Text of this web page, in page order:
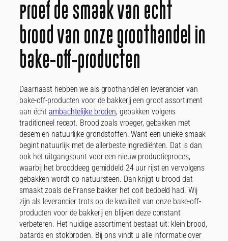
Proef de smaak van echt
brood van onze groothandel in
bake-off-producten
Daarnaast hebben we als groothandel en leverancier van
bake-off-producten voor de bakkerij een groot assortiment
aan échtambachtelijke broden, gebakken volgens
traditioneel recept. Brood zoals vroeger, gebakken met
desem en natuurlijke grondstoffen. Want een unieke smaak
begint natuurlijk met de allerbeste ingrediënten. Dat is dan
ook het uitgangspunt voor een nieuw productieproces,
waarbij het brooddeeg gemiddeld 24 uur rijst en vervolgens
gebakken wordt op natuursteen. Dan krijgt u brood dat
smaakt zoals de Franse bakker het ooit bedoeld had. Wij
zijn als leverancier trots op de kwaliteit van onze bake-off-
producten voor de bakkerij en blijven deze constant
verbeteren. Het huidige assortiment bestaat uit: klein brood,
batards en stokbroden. Bij ons vindt u alle informatie over